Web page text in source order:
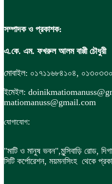
সম্পাদক ও প্রকাশক:
এ.কে. এম. ফখরুল আলম বাপ্পী চৌধুরী
মোবাইল: ০১৭১১৬৮৪১০৪,
ইমেইল:
matiomanuss@gmail.com
যোগাযোগ:
"মাটি ও মানুষ ভবন",মুন্সিবাড়ি রোড,
সিটি কর্পোরেশন, ময়মনসিংহ থেকে